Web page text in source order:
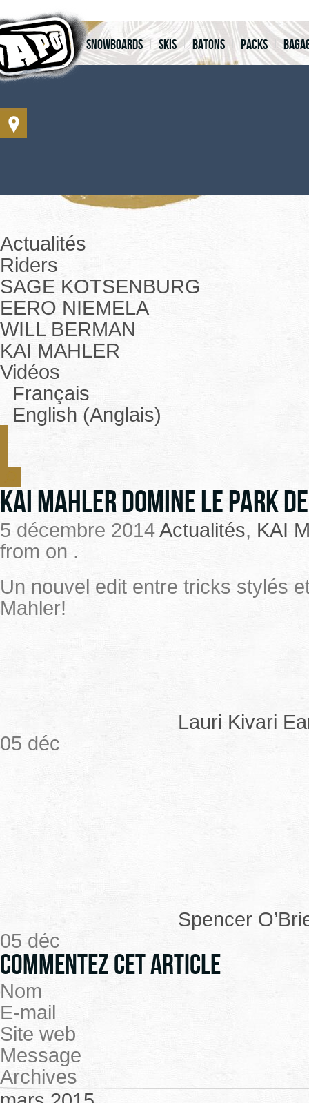
Snowboards Skis Batons Packs
Actualités
Riders
SAGE KOTSENBURG
EERO NIEMELA
WILL BERMAN
KAI MAHLER
Vidéos
Français
English (Anglais)
Kai Mahler domine le park
5 décembre 2014Actualités, KAI
from on .
Un nouvel edit entre tricks stylés
Mahler!
Lauri Kivari
05 déc
Spencer
05 déc
Commentez cet article
Nom
E-mail
Site web
Message
Archives